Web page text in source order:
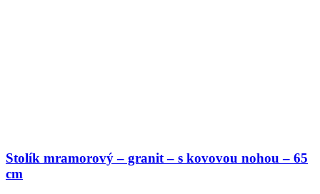
Stolík mramorový – granit – s kovovou nohou – 65
cm